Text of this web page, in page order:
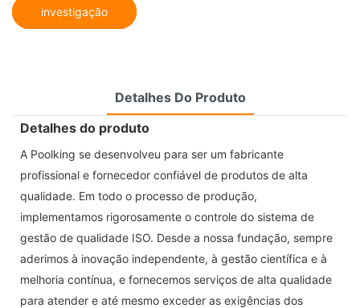
investigação
Detalhes Do Produto
Detalhes do produto
A Poolking se desenvolveu para ser um fabricante
profissional e fornecedor confiável de produtos de alta
qualidade. Em todo o processo de produção,
implementamos rigorosamente o controle do sistema de
gestão de qualidade ISO. Desde a nossa fundação, sempre
aderimos à inovação independente, à gestão científica e à
melhoria contínua, e fornecemos serviços de alta qualidade
para atender e até mesmo exceder as exigências dos